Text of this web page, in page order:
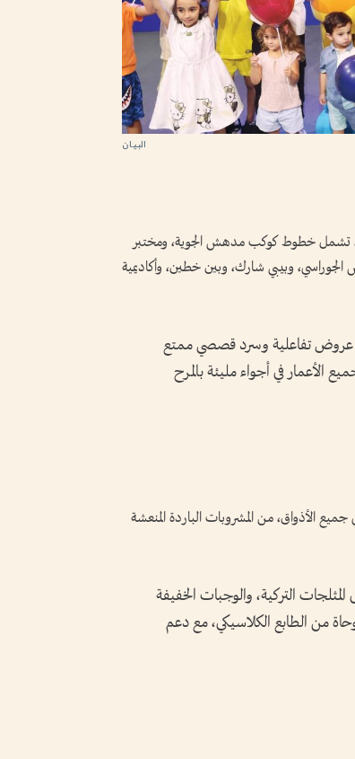
تشمل خطوط كوكب مدهش الجوية، ومختبر
وبيبي شارك، وبين خطين، وأكاديمية
عروض تفاعلية وسرد قصصي ممتع
في أجواء مليئة بالمرح
الأذواق، من المشروبات الباردة المنعشة
المثلجات التركية، والوجبات الخفيفة
من الطابع الكلاسيكي، مع دعم